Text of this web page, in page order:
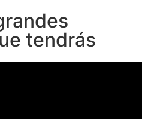
tendrás